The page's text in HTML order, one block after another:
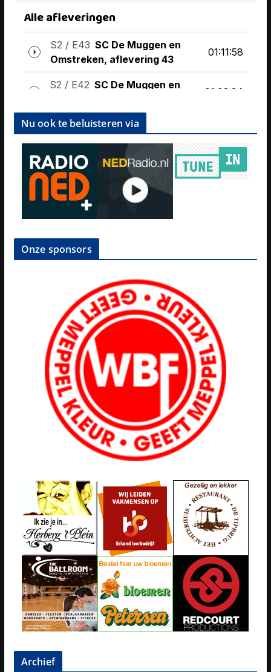
Nu ook te beluisteren via
Onze sponsors
Archief